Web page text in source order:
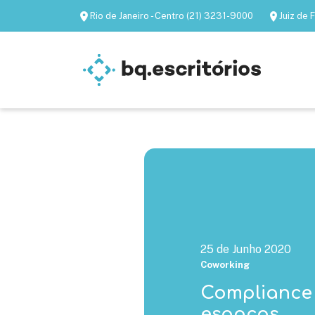
Rio de Janeiro - Centro (21) 3231-9000 Juiz de
Escritórios
25 de Junho 2020
Coworking
Compliance